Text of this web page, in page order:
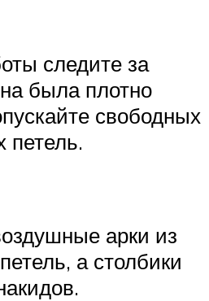
следите за
была плотно
свободных
петель.
арки из
а столбики